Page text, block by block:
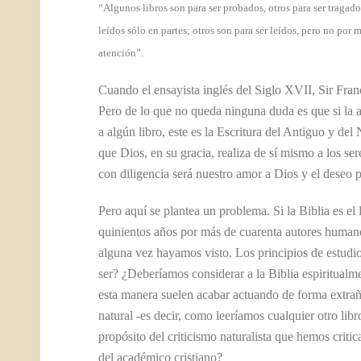
“Algunos libros son para ser probados, otros para ser
leídos sólo en partes; otros son para ser leídos, pero no
atención”.
Cuando el ensayista inglés del Siglo XVII, Sir
Pero de lo que no queda ninguna duda es que si
a algún libro, este es la Escritura del Antiguo y del
que Dios, en su gracia, realiza de sí mismo a los
con diligencia será nuestro amor a Dios y el deseo
Pero aquí se plantea un problema. Si la Biblia es
quinientos años por más de cuarenta autores
alguna vez hayamos visto. Los principios de
ser? ¿Deberíamos considerar a la Biblia
esta manera suelen acabar actuando de forma
natural -es decir, como leeríamos cualquier otro
propósito del criticismo naturalista que hemos
del académico cristiano?